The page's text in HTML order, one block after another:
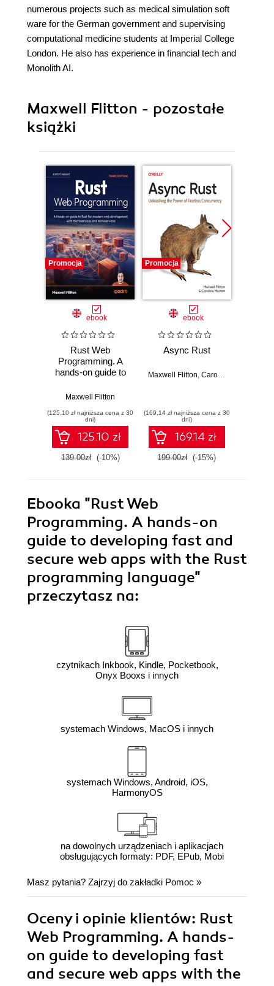
numerous projects such as medical simulation soft
ware for the German government and supervising
computational medicine students at Imperial College
London. He also has experience in financial tech and
Monolith AI.
Maxwell Flitton - pozostałe
książki
Promocja
ebook
Rust Web
Programming. A
hands-on guide to
web development,
and nanoservices -
Third Edition
Maxwell Flitton
(125,10 zł najniższa cena z 30
dni)
125.10 zł
139.00zł (-10%)
Promocja
ebook
Async Rust
Maxwell Flitton, Caroline Morton
(169,14 zł najniższa cena z 30
dni)
169.14 zł
199.00zł (-15%)
Ebooka "Rust Web
Programming. A hands-on
guide to developing fast and
secure web apps with the Rust
programming language"
przeczytasz na:
czytnikach Inkbook, Kindle, Pocketbook,
Onyx Booxs i innych
systemach Windows, MacOS i innych
systemach Windows, Android, iOS,
HarmonyOS
na dowolnych urządzeniach i aplikacjach
obsługujących formaty: PDF, EPub, Mobi
Masz pytania? Zajrzyj do zakładki Pomoc »
Oceny i opinie klientów: Rust
Web Programming. A hands-
on guide to developing fast
and secure web apps with the